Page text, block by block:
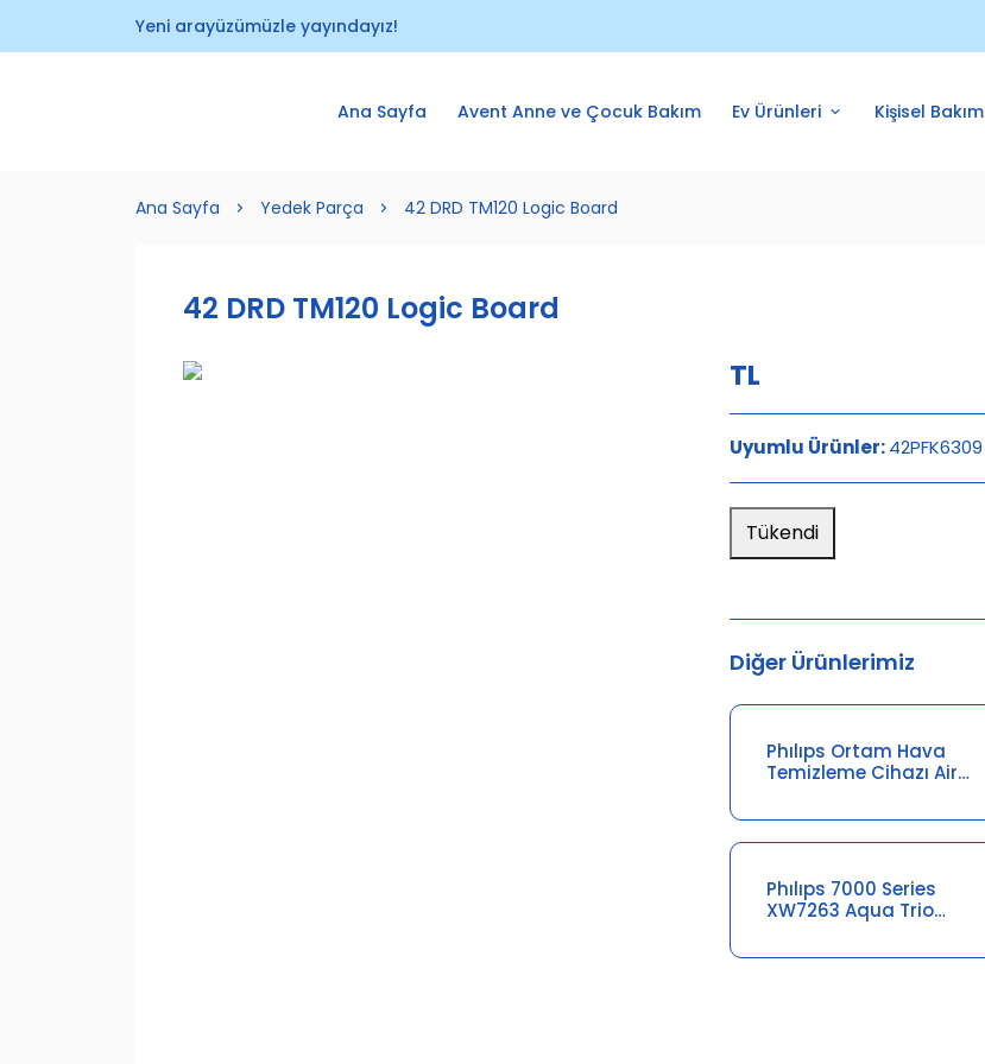
Yeni arayüzümüzle yayındayız!
Ana Sayfa Avent Anne ve Çocuk Bakım Ev Ürünleri Kişisel Bakım
Ana Sayfa Yedek Parça 42 DRD TM120 Logic Board
42 DRD TM120 Logic Board
TL
Uyumlu Ürünler:42PFK6309
Tükendi
Diğer Ürünlerimiz
Phılıps Ortam Hava
Temizleme Cihazı Air
300008370981
Phılıps 7000 Series
XW7263 Aqua Trio
642001015578